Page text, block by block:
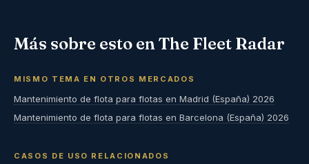
Más sobre esto en The Fleet Radar
MISMO TEMA EN OTROS MERCADOS
Mantenimiento de flota para flotas en Madrid (España) 2026
Mantenimiento de flota para flotas en Barcelona (España) 2026
CASOS DE USO RELACIONADOS